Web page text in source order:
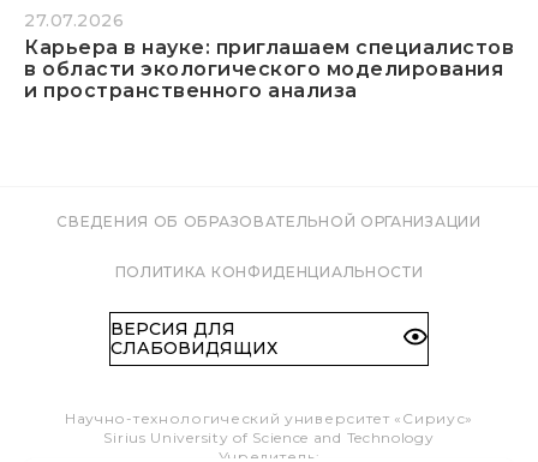
27.07.2026
Карьера в науке: приглашаем специалистов
в области экологического моделирования
и пространственного анализа
СВЕДЕНИЯ ОБ ОБРАЗОВАТЕЛЬНОЙ ОРГАНИЗАЦИИ
ПОЛИТИКА КОНФИДЕНЦИАЛЬНОСТИ
ВЕРСИЯ ДЛЯ
СЛАБОВИДЯЩИХ
Научно-технологический университет «Сириус»
Sirius University of Science and Technology
Учредитель: